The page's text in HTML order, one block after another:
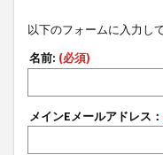
以下のフォームに入力し
名前: (必須)
メインEメールアドレス：